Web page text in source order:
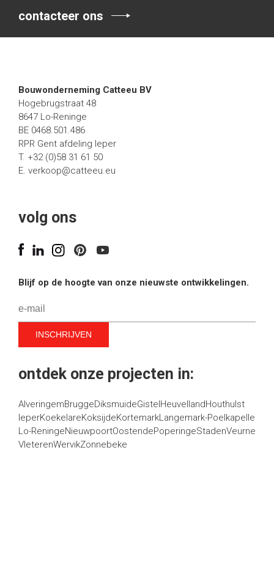
contacteer ons
Bouwonderneming Catteeu BV
Hogebrugstraat 48
8647 Lo-Reninge
BE 0468.501.486
RPR Gent afdeling Ieper
T. +32 (0)58 31 61 50
E. verkoop@catteeu.eu
volg ons
Blijf op de hoogte van onze nieuwste ontwikkelingen.
ontdek onze projecten in:
AlveringemBruggeDiksmuideGistelHeuvellandHouthulst
IeperKoekelareKoksijdeKortemarkLangemark-Poelkapelle
Lo-ReningeNieuwpoortOostendePoperingeStadenVeurne
VleterenWervikZonnebeke